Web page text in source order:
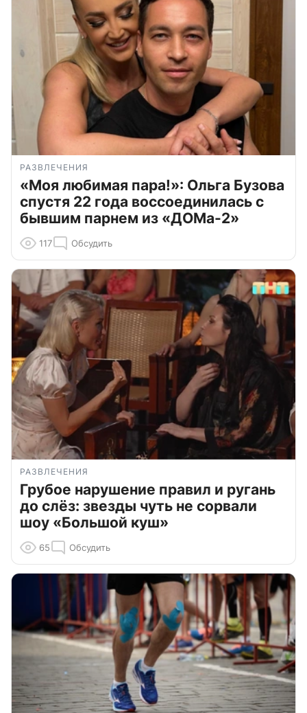
РАЗВЛЕЧЕНИЯ
«Моя любимая пара!»: Ольга Бузова
спустя 22 года воссоединилась с
бывшим парнем из «ДОМа-2»
117 Обсудить
РАЗВЛЕЧЕНИЯ
Грубое нарушение правил и ругань
до слёз: звезды чуть не сорвали
шоу «Большой куш»
65 Обсудить